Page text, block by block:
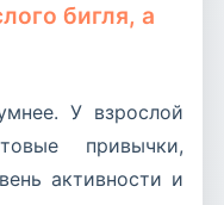
бигля, а
У взрослой
привычки,
активности и